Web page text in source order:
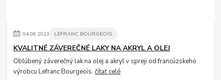
04.08.2023 LEFRANC BOURGEOIS
KVALITNÉ ZÁVEREČNÉ LAKY NA AKRYL A OLEJ
Obľúbený záverečný lak na olej a akryl v spreji od francúzskeho
výrobcu Lefranc Bourgeois.čítať celé